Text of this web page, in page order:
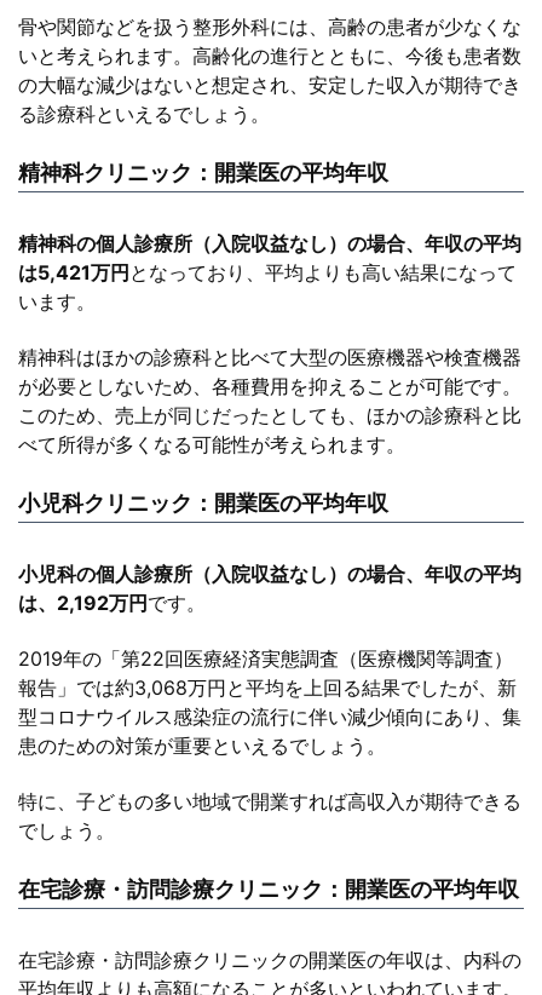
骨や関節などを扱う整形外科には、高齢の患者が少なくな
いと考えられます。高齢化の進行とともに、今後も患者数
の大幅な減少はないと想定され、安定した収入が期待でき
る診療科といえるでしょう。
精神科クリニック：開業医の平均年収
精神科の個人診療所（入院収益なし）の場合、年収の平均
は5,421万円 となっており、平均よりも高い結果になって
います。
精神科はほかの診療科と比べて大型の医療機器や検査機器
が必要としないため、各種費用を抑えることが可能です。
このため、売上が同じだったとしても、ほかの診療科と比
べて所得が多くなる可能性が考えられます。
小児科クリニック：開業医の平均年収
小児科の個人診療所（入院収益なし）の場合、年収の平均
は、2,192万円 です。
2019年の「第22回医療経済実態調査（医療機関等調査）
報告」では約3,068万円と平均を上回る結果でしたが、新
型コロナウイルス感染症の流行に伴い減少傾向にあり、集
患のための対策が重要といえるでしょう。
特に、子どもの多い地域で開業すれば高収入が期待できる
でしょう。
在宅診療・訪問診療クリニック：開業医の平均年収
在宅診療・訪問診療クリニックの開業医の年収は、内科の
平均年収よりも高額になることが多いといわれています。